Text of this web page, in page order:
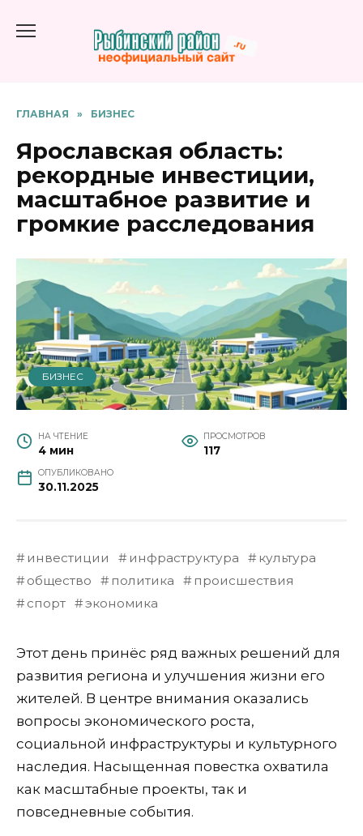
содержанию
ГЛАВНАЯ » БИЗНЕС
Ярославская область:
рекордные инвестиции,
масштабное развитие и
громкие расследования
БИЗНЕС
НА ЧТЕНИЕ
4 мин
ПРОСМОТРОВ
117
ОПУБЛИКОВАНО
30.11.2025
инвестиции инфраструктура
культура
общество
политика
происшествия
спорт
экономика
Этот день принёс ряд важных решений для
развития региона и улучшения жизни его
жителей. В центре внимания оказались
вопросы экономического роста,
социальной инфраструктуры и культурного
наследия. Насыщенная повестка охватила
как масштабные проекты, так и
повседневные события.